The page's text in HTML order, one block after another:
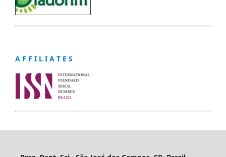
A F F I L I A T E S